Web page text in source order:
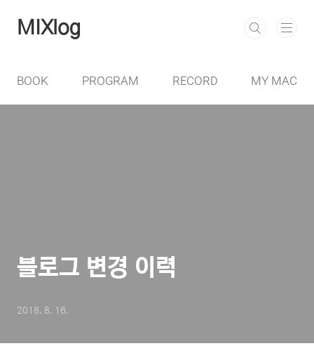
MIXlog
BOOK PROGRAM RECORD MY MAC
블로그 변경 이력
2018. 8. 16.